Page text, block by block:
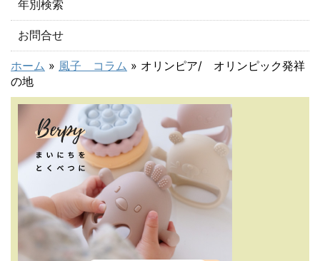
年別検索
お問合せ
ホーム » 風子 コラム » オリンピア/ オリンピック発祥
の地